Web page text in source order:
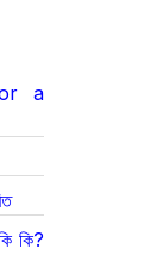
a
কি?